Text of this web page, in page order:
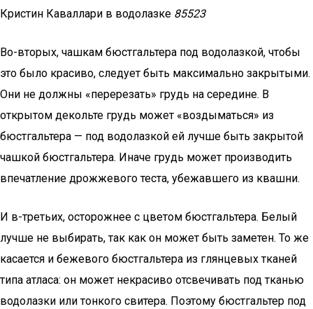
Кристин Каваллари в водолазке 85523
Во-вторых, чашкам бюстгальтера под водолазкой, чтобы
это было красиво, следует быть максимально закрытыми.
Они не должны «перерезать» грудь на середине. В
открытом декольте грудь может «воздыматься» из
бюстгальтера — под водолазкой ей лучше быть закрытой
чашкой бюстгальтера. Иначе грудь может производить
впечатление дрожжевого теста, убежавшего из квашни.
И в-третьих, осторожнее с цветом бюстгальтера. Белый
лучше не выбирать, так как он может быть заметен. То же
касается и бежевого бюстгальтера из глянцевых тканей
типа атласа: он может некрасиво отсвечивать под тканью
водолазки или тонкого свитера. Поэтому бюстгальтер под